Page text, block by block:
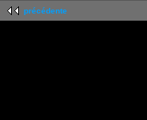
précédente